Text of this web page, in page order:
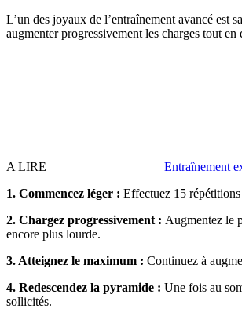
L’un des joyaux de l’entraînement avancé est
augmenter progressivement les charges tout
A LIRE
Entraînement
1. Commencez léger : Effectuez 15
2. Chargez progressivement : Augmentez le
encore plus lourde.
3. Atteignez le maximum : Continuez à
4. Redescendez la pyramide : Une fois au
sollicités.